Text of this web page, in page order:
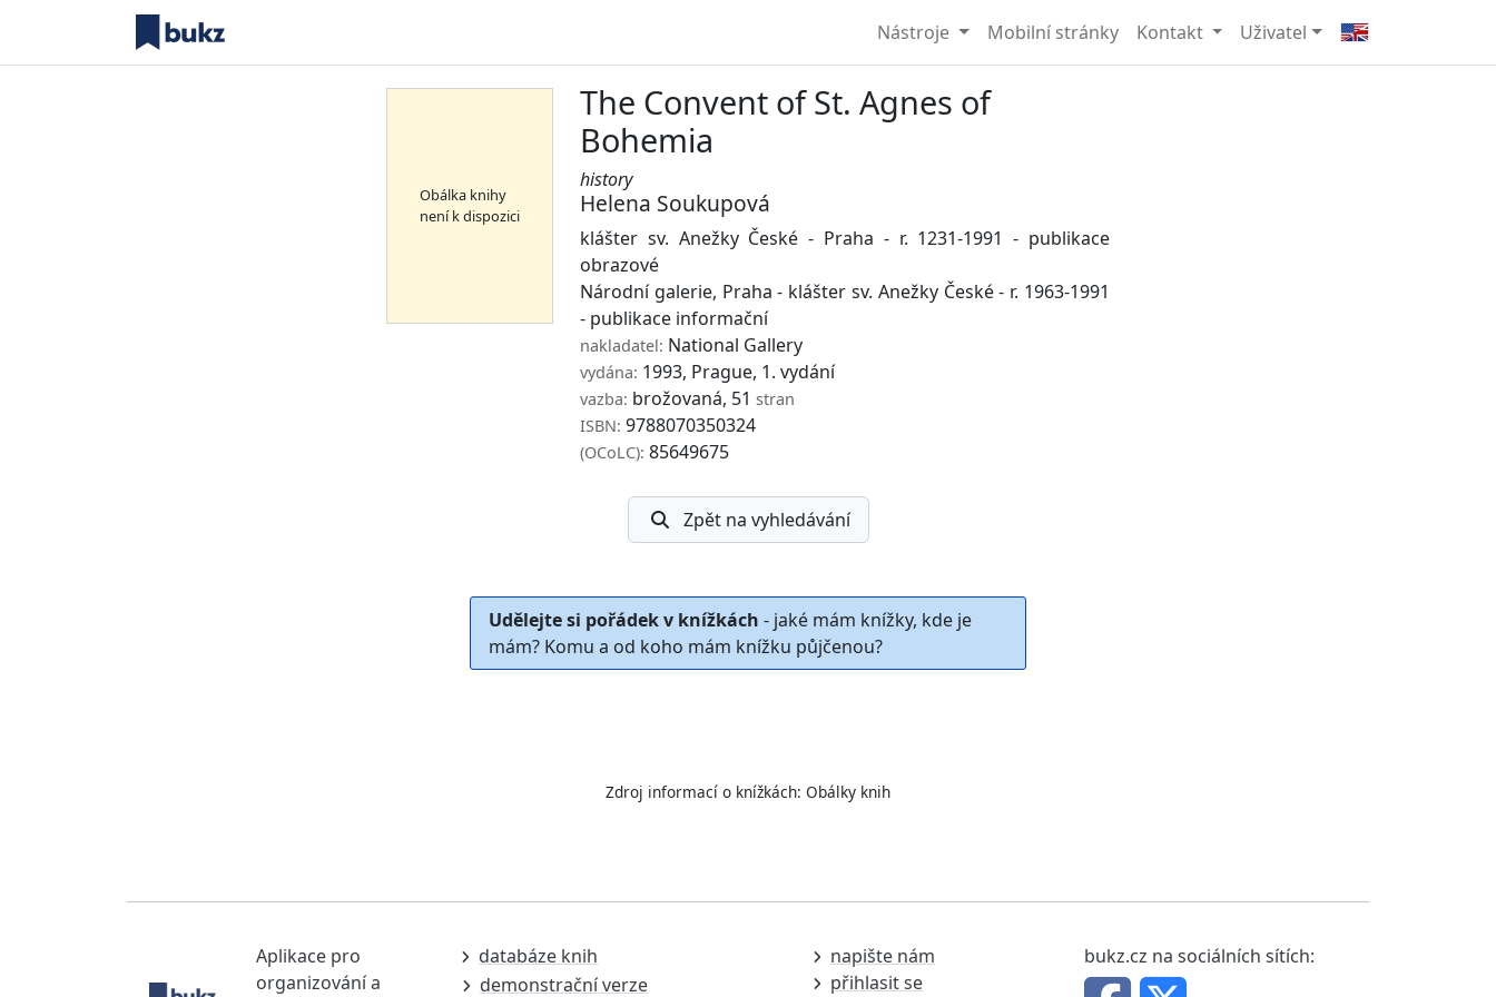
Nástroje Mobilní stránky Kontakt Uživatel
Obálka knihy
není k dispozici
The Convent of St. Agnes of
Bohemia
history
Helena Soukupová
klášter sv. Anežky České - Praha - r. 1231-1991 - publikace
obrazové
Národní galerie, Praha - klášter sv. Anežky České - r. 1963-1991
- publikace informační
nakladatel: National Gallery
vydána: 1993, Prague, 1. vydání
vazba: brožovaná, 51 stran
ISBN: 9788070350324
(OCoLC): 85649675
Zpět na vyhledávání
Udělejte si pořádek v knížkách - jaké mám knížky, kde je
mám? Komu a od koho mám knížku půjčenou?
Zdroj informací o knížkách: Obálky knih
Aplikace pro
organizování a
databáze knih
demonstrační verze
napište nám
přihlasit se
bukz.cz na sociálních sítích: